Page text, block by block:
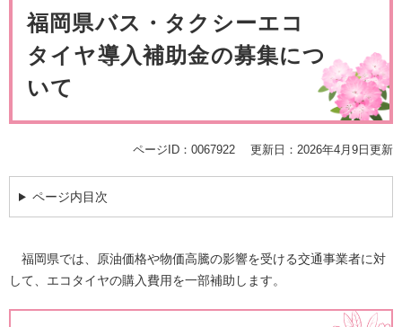
背景色変更 白 黒 青
Multilingual（English・中文・한글）
福岡県バス・タクシーエコ
タイヤ導入補助金の募集につ
いて
ページID：0067922 更新日：2026年4月9日更新
ページ内目次
福岡県では、原油価格や物価高騰の影響を受ける交通事業者に対
して、エコタイヤの購入費用を一部補助します。